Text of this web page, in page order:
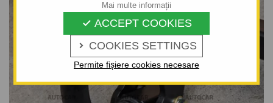
 COOKIES SETTINGS
 ACCEPT COOKIES
Permite fișiere cookies necesare
Mai multe informații